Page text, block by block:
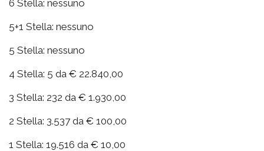
6 Stella: nessuno
5+1 Stella: nessuno
5 Stella: nessuno
4 Stella: 5 da € 22.840,00
3 Stella: 232 da € 1.930,00
2 Stella: 3.537 da € 100,00
1 Stella: 19.516 da € 10,00